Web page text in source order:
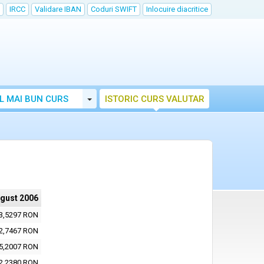
IRCC Validare IBAN Coduri SWIFT Inlocuire diacritice
MAI BUN CURS Toggle Dropdown
ISTORIC CURS VALUTAR
2006
RON
RON
RON